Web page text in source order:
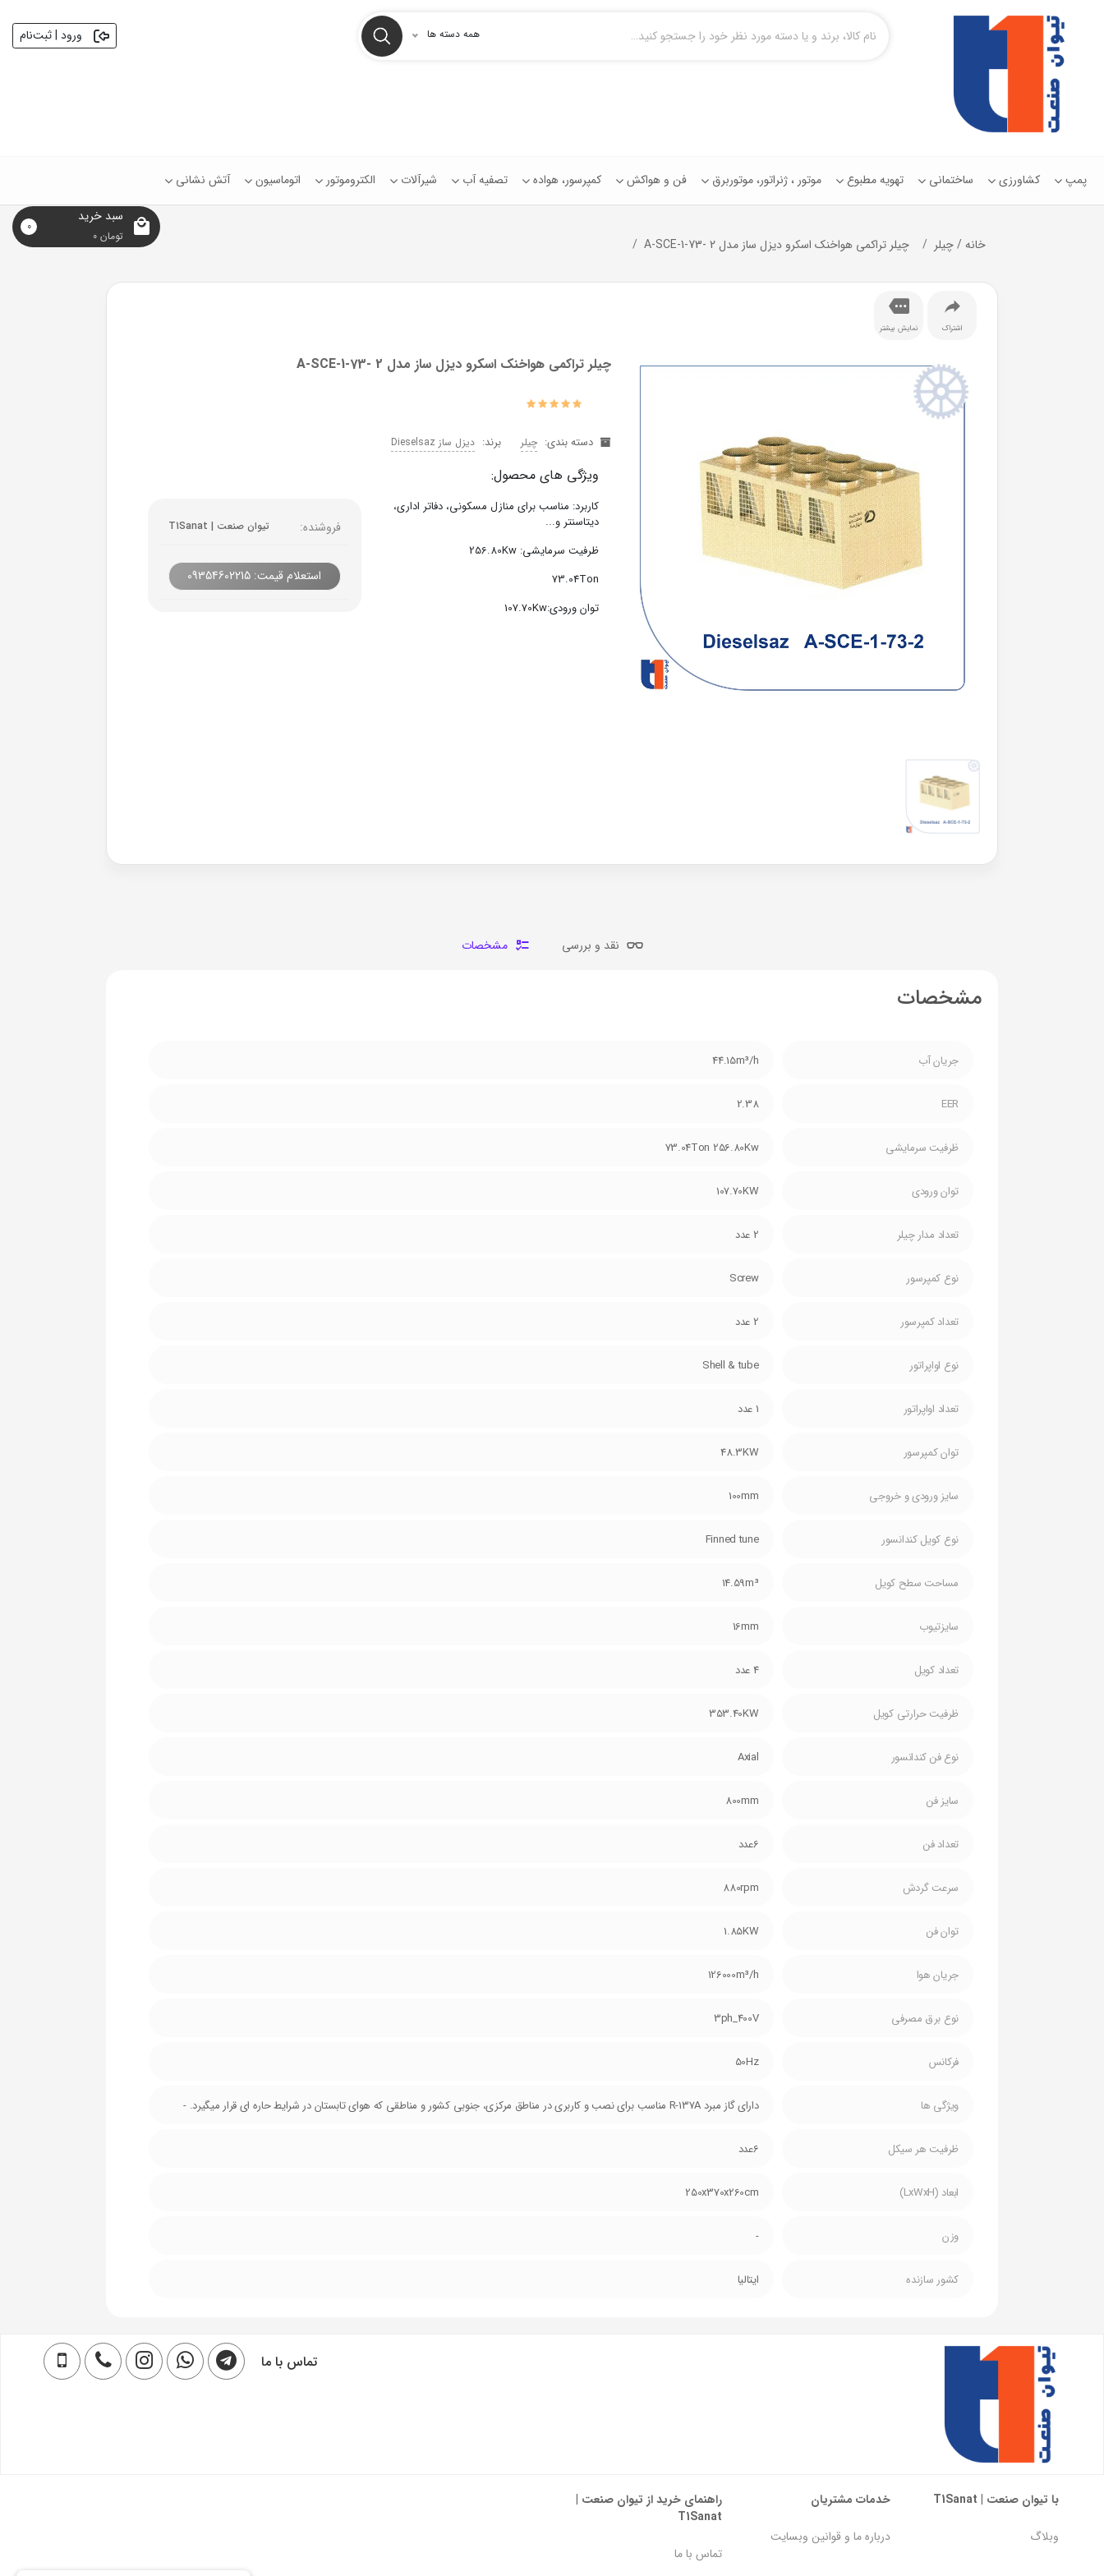
همه دسته ها ورود | ثبت‌نام
پمپ کشاورزی ساختمانی تهویه مطبوع موتور ، ژنراتور، موتوربرق فن و هواکش کمپرسور، هواده تصفیه آب شیرآلات الکتروموتور اتوماسیون
آتش نشانی
سبد خرید
0 تومان
0
خانه/چیلر چیلر تراکمی هواخنک اسکرو دیزل ساز مدل 2 -A-SCE-1-73
اشتراک نمایش بیشتر
چیلر تراکمی هواخنک اسکرو دیزل ساز مدل 2 -A-SCE-1-73
دسته بندی: چیلر برند: دیزل ساز Dieselsaz
ویژگی های محصول:
کاربرد: مناسب برای منازل مسکونی، دفاتر اداری،
دیتاسنتر و...
ظرفیت سرمایشی: 256.80Kw
73.04Ton
توان ورودی:107.70Kw
فروشنده: تیوان صنعت | T1Sanat
استعلام قیمت: 09354602215
نقد و بررسی مشخصات
مشخصات
جریان آب 44.15m³/h
EER
2.38
ظرفیت سرمایشی 73.04Ton 256.80Kw
توان ورودی 107.70KW
تعداد مدار چیلر 2 عدد
نوع کمپرسور Screw
تعداد کمپرسور 2 عدد
نوع اواپراتور Shell & tube
تعداد اواپراتور 1 عدد
توان کمپرسور 48.3KW
سایز ورودی و خروجی 100mm
نوع کویل کندانسور Finned tune
مساحت سطح کویل 14.59m³
سایزتیوب 16mm
تعداد کویل 4 عدد
ظرفیت حرارتی کویل 353.40KW
نوع فن کندانسور Axial
سایز فن 800mm
تعداد فن 6عدد
سرعت گردش 880rpm
توان فن 1.85KW
جریان هوا 126000m³/h
نوع برق مصرفی 3ph_400V
فرکانس 50Hz
ویژگی ها دارای گاز مبرد R-137A مناسب برای نصب و کاربری در مناطق مرکزی، جنوبی کشور و مناطقی که هوای تابستان در شرایط حاره ای قرار میگیرد. -
ظرفیت هر سیکل 6عدد
ابعاد (LxWxH) 250x370x260cm
وزن -
کشور سازنده ایتالیا
تماس با ما
با تیوان صنعت | T1Sanat
وبلاگ
خدمات مشتریان
درباره ما و قوانین وبسایت
راهنمای خرید از تیوان صنعت |
T1Sanat
تماس با ما